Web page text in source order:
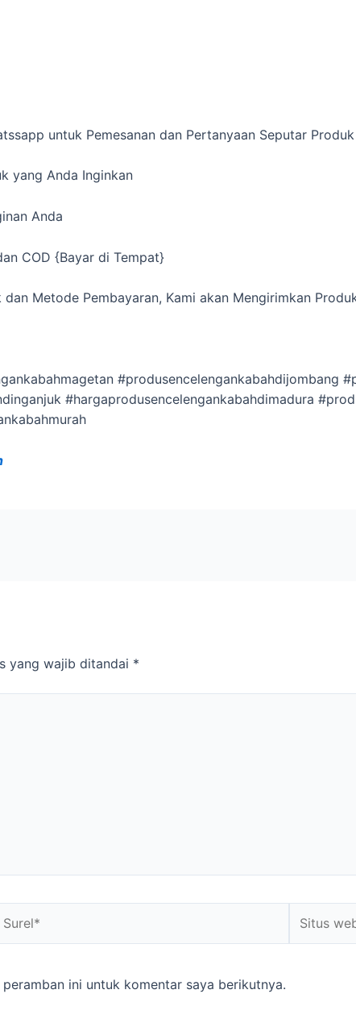
untuk Pemesanan dan Pertanyaan Seputar
yang Anda Inginkan
Anda
COD {Bayar di Tempat}
Metode Pembayaran, Kami akan Mengirimkan
#produsencelengankabahdijombang
#hargaprodusencelengankabahdimadura
yang wajib ditandai *
web
ini untuk komentar saya berikutnya.